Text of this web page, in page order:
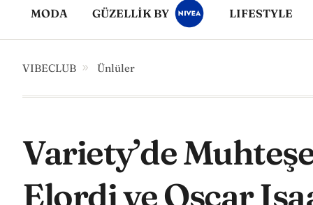
MODA GÜZELLİK BY LIFESTYLE
VIBECLUB Ünlüler
Variety’de
Elordi ve Oscar